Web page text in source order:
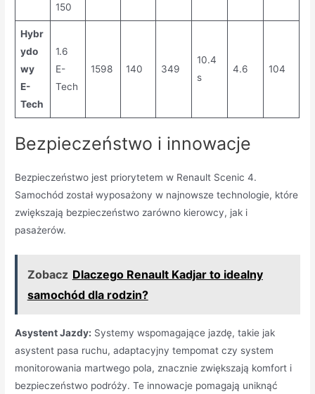
150
Hybr
ydo
wy
E-
Tech
1.6
E-
Tech
1598 140 349
10.4
s
4.6 104
Bezpieczeństwo i innowacje
Bezpieczeństwo jest priorytetem w Renault Scenic 4.
Samochód został wyposażony w najnowsze technologie, które
zwiększają bezpieczeństwo zarówno kierowcy, jak i
pasażerów.
Zobacz Dlaczego Renault Kadjar to idealny
samochód dla rodzin?
Asystent Jazdy: Systemy wspomagające jazdę, takie jak
asystent pasa ruchu, adaptacyjny tempomat czy system
monitorowania martwego pola, znacznie zwiększają komfort i
bezpieczeństwo podróży. Te innowacje pomagają uniknąć